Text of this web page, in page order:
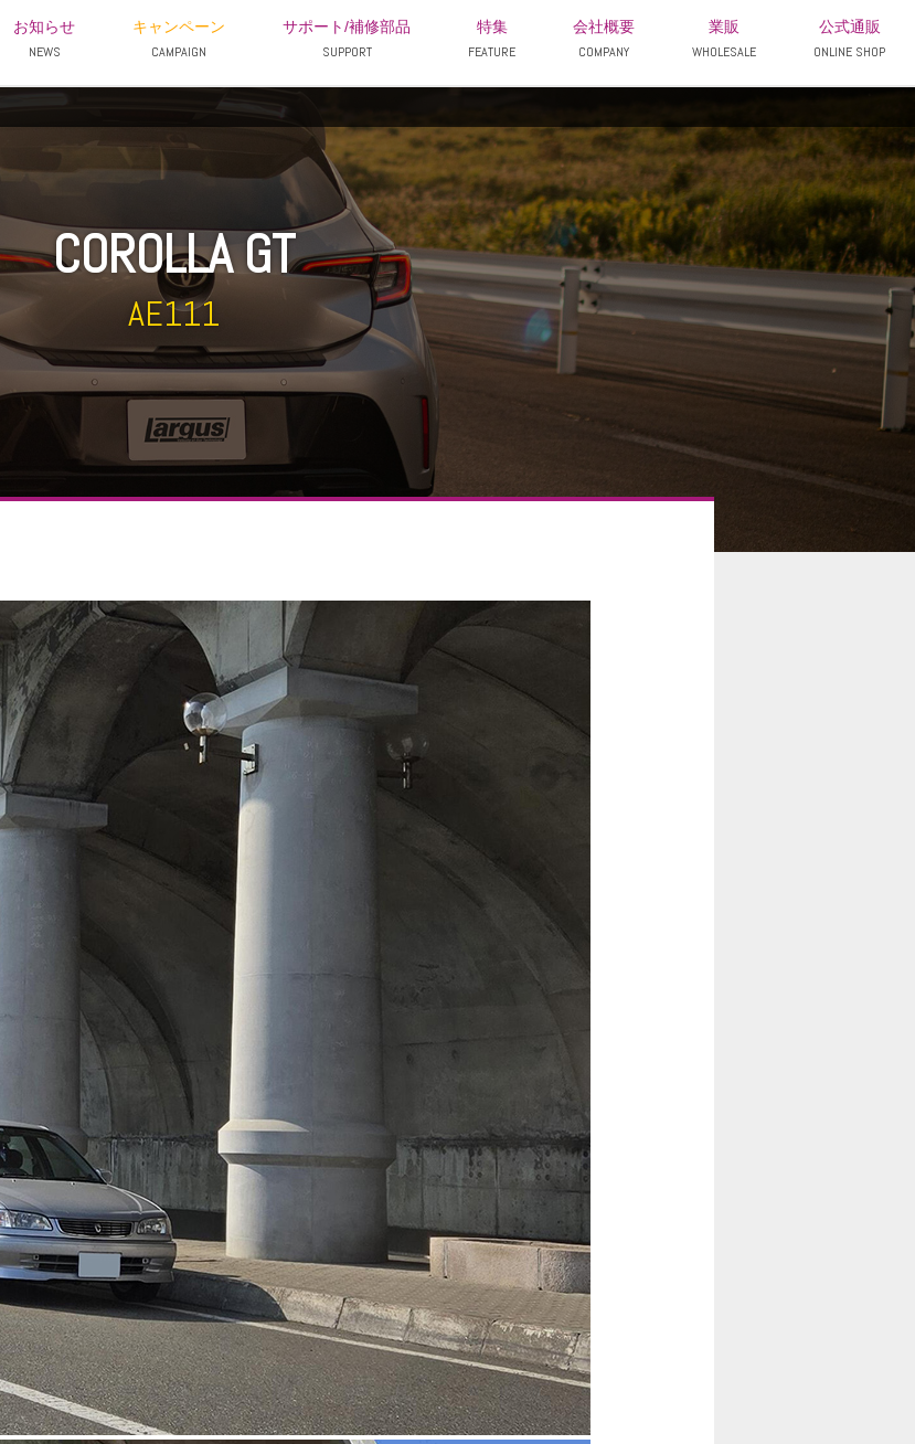
お知らせ
NEWS
キャンペーン
CAMPAIGN
サポート/補修部品
SUPPORT
特集
FEATURE
会社概要
COMPANY
業販
WHOLESALE
公式通販
ONLINE SHOP
COROLLA GT
AE111